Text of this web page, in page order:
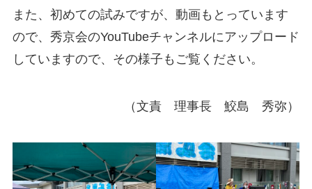
また、初めての試みですが、動画もとっています
ので、秀京会のYouTubeチャンネルにアップロード
していますので、その様子もご覧ください。
（文責 理事長 鮫島 秀弥）